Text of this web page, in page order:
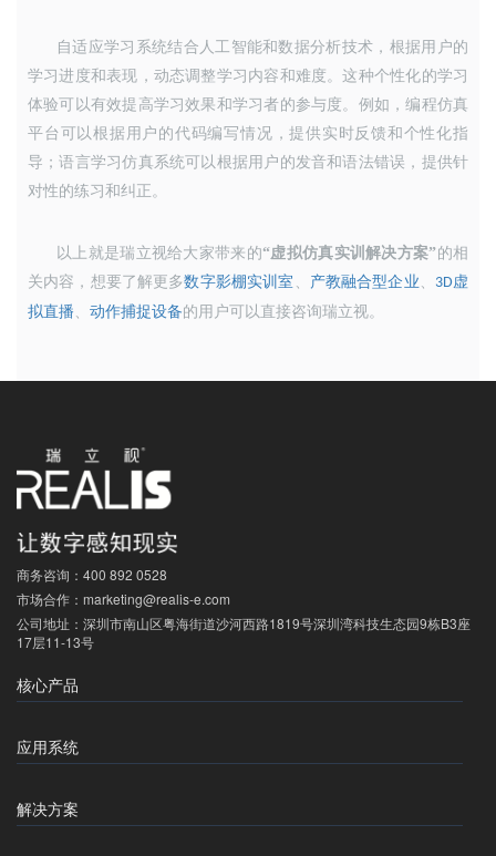
自适应学习系统结合人工智能和数据分析技术，根据用户的
学习进度和表现，动态调整学习内容和难度。这种个性化的学习
体验可以有效提高学习效果和学习者的参与度。例如，编程仿真
平台可以根据用户的代码编写情况，提供实时反馈和个性化指
导；语言学习仿真系统可以根据用户的发音和语法错误，提供针
对性的练习和纠正。
以上就是瑞立视给大家带来的“虚拟仿真实训解决方案”的相
关内容，想要了解更多数字影棚实训室 、 产教融合型企业 、 3D虚
拟直播 、 动作捕捉设备的用户可以直接咨询瑞立视。
商务咨询： 400 892 0528
市场合作： marketing@realis-e.com
公司地址： 深圳市南山区粤海街道沙河西路1819号深圳湾科技生态园9栋B3座
17层11-13号
核心产品
应用系统
解决方案